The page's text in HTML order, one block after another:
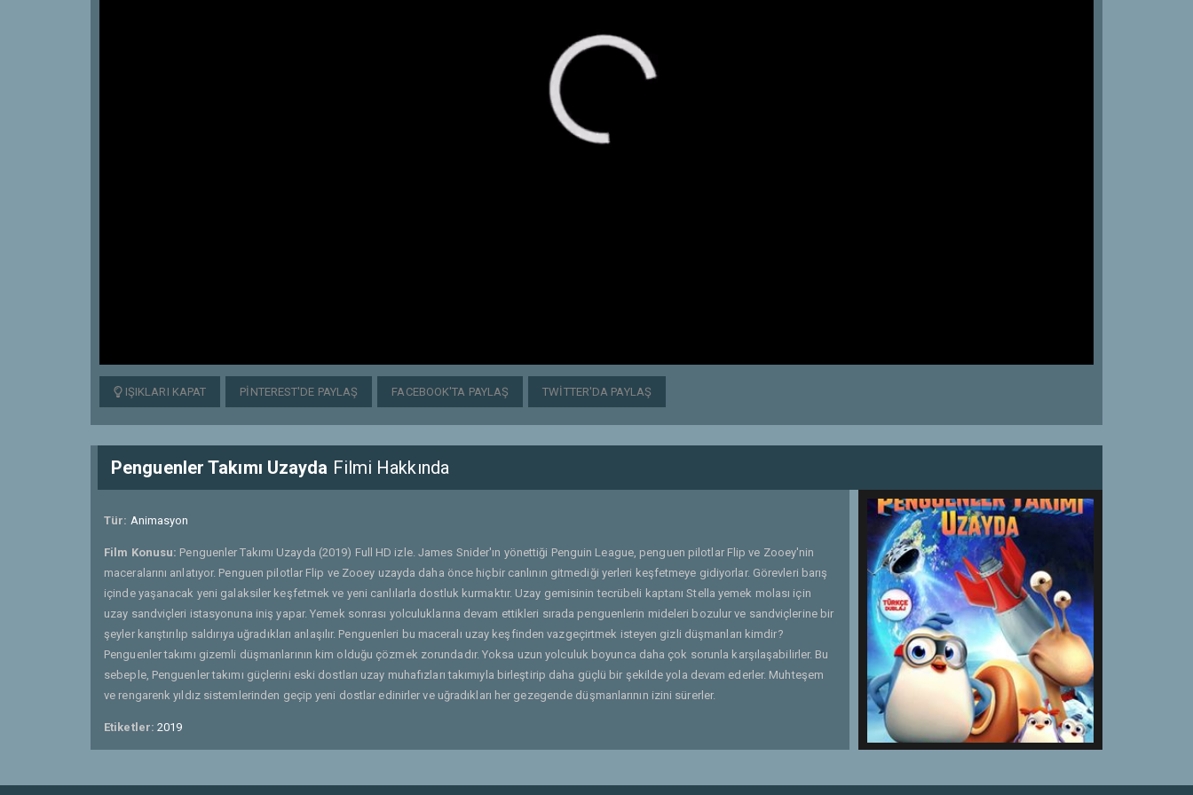
IŞIKLARI KAPAT PINTEREST'DE PAYLAŞ FACEBOOK'TA PAYLAŞ TWITTER'DA PAYLAŞ
Penguenler Takımı Uzayda Filmi Hakkında
Tür: Animasyon
Film Konusu: Penguenler Takımı Uzayda (2019) Full HD izle. James Snider'ın yönettiği Penguin League, penguen pilotlar Flip ve Zooey'nin
maceralarını anlatıyor. Penguen pilotlar Flip ve Zooey uzayda daha önce hiçbir canlının gitmediği yerleri keşfetmeye gidiyorlar. Görevleri barış
içinde yaşanacak yeni galaksiler keşfetmek ve yeni canlılarla dostluk kurmaktır. Uzay gemisinin tecrübeli kaptanı Stella yemek molası için
uzay sandviçleri istasyonuna iniş yapar. Yemek sonrası yolculuklarına devam ettikleri sırada penguenlerin mideleri bozulur ve sandviçlerine bir
şeyler karıştırılıp saldırıya uğradıkları anlaşılır. Penguenleri bu maceralı uzay keşfinden vazgeçirtmek isteyen gizli düşmanları kimdir?
Penguenler takımı gizemli düşmanlarının kim olduğu çözmek zorundadır. Yoksa uzun yolculuk boyunca daha çok sorunla karşılaşabilirler. Bu
sebeple, Penguenler takımı güçlerini eski dostları uzay muhafızları takımıyla birleştirip daha güçlü bir şekilde yola devam ederler. Muhteşem
ve rengarenk yıldız sistemlerinden geçip yeni dostlar edinirler ve uğradıkları her gezegende düşmanlarının izini sürerler.
Etiketler:2019